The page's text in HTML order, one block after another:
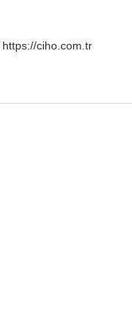
https://ciho.com.tr